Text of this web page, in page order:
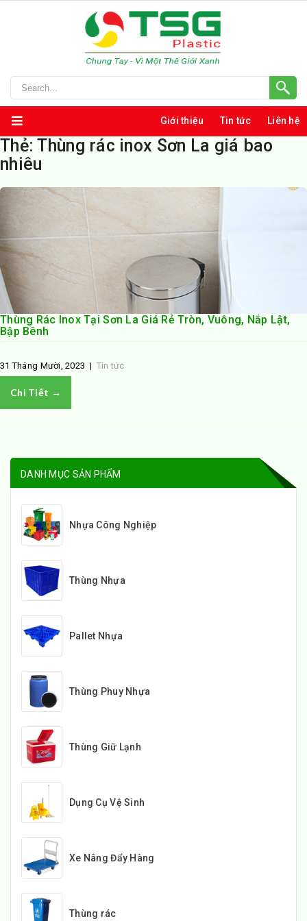
Giới thiệu Tin tức Liên hệ
Thẻ:Thùng rác inox Sơn La giá bao
nhiêu
Thùng Rác Inox Tại Sơn La Giá Rẻ Tròn, Vuông, Nắp Lật,
Bập Bênh
31 Tháng Mười, 2023 | Tin tức
Chi Tiết →
DANH MỤC SẢN PHẨM
Nhựa Công Nghiệp
Thùng Nhựa
Pallet Nhựa
Thùng Phuy Nhựa
Thùng Giữ Lạnh
Dụng Cụ Vệ Sinh
Xe Nâng Đẩy Hàng
Thùng rác